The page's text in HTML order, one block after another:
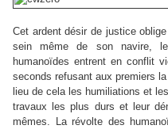
Cet ardent désir de justice
sein même de son navire,
humanoïdes entrent en conflit
seconds refusant aux premiers
lieu de cela les humiliations et
travaux les plus durs et leur
mêmes. La révolte des